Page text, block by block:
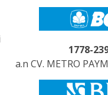
1778-
a.n CV. METRO